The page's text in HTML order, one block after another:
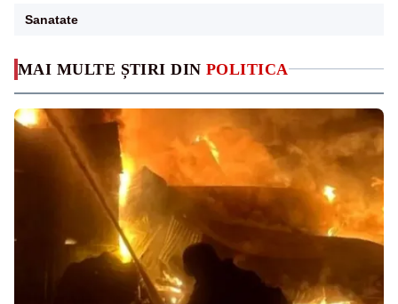
MAI MULTE ȘTIRI DIN POLITICA
Sanatate